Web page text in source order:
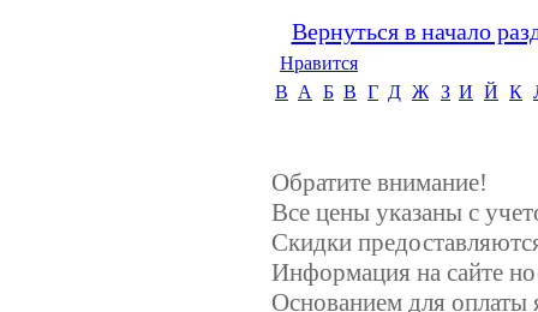
Вернуться в начало
Нравится
B А Б В Г Д Ж З И Й К
Обратите внимание!
Все цены указаны с
Скидки
Информация на сайте
Основанием для оплаты